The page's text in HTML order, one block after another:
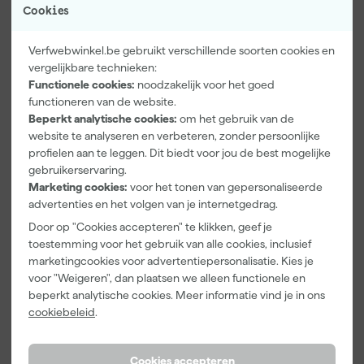
Cookies
Verfwebwinkel.be gebruikt verschillende soorten cookies en
vergelijkbare technieken:
Functionele cookies: noodzakelijk voor het goed
functioneren van de website.
Beperkt analytische cookies: om het gebruik van de
website te analyseren en verbeteren, zonder persoonlijke
profielen aan te leggen. Dit biedt voor jou de best mogelijke
gebruikerservaring.
Marketing cookies: voor het tonen van gepersonaliseerde
advertenties en het volgen van je internetgedrag.
Door op "Cookies accepteren" te klikken, geef je
toestemming voor het gebruik van alle cookies, inclusief
marketingcookies voor advertentiepersonalisatie. Kies je
voor "Weigeren", dan plaatsen we alleen functionele en
beperkt analytische cookies. Meer informatie vind je in ons
cookiebeleid.
Cookies accepteren
TEC7 XealPro
Universele kit
- Wit - 310ml
Morgen
bezorgd
-7%
8,92
incl. BTW
TEC7 Tecryl
Schilderskit -
310ml
bezorgd
-9%
6,49
incl. BTW
Paintura
Lucamax
Washi tape -
bezorgd
3,99
incl. BTW